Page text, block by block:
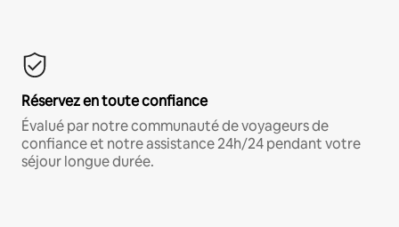
Réservez en toute confiance
Évalué par notre communauté de voyageurs de
confiance et notre assistance 24h/24 pendant votre
séjour longue durée.